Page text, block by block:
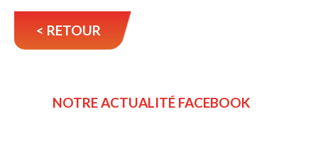
< RETOUR
NOTRE ACTUALITÉ FACEBOOK